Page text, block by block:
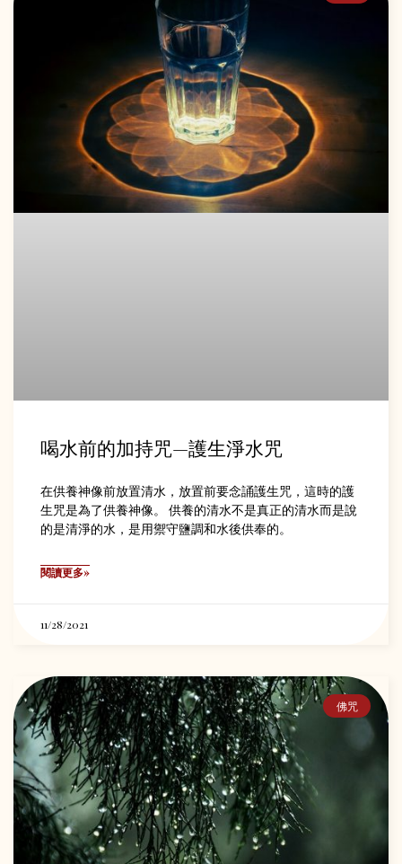
喝水前的加持咒—護生淨水咒
在供養神像前放置清水，放置前要念誦護生咒，這時的護
生咒是為了供養神像。 供養的清水不是真正的清水而是說
的是清淨的水，是用禦守鹽調和水後供奉的。
閱讀更多»
11/28/2021
佛咒